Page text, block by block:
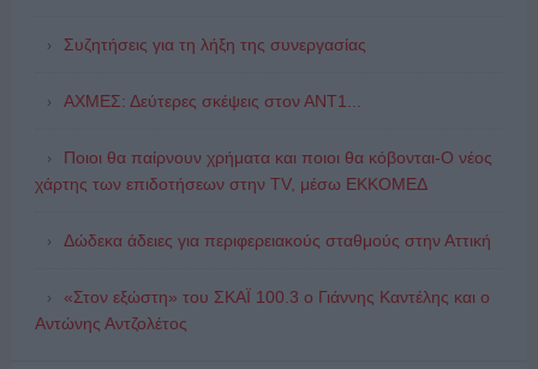
Συζητήσεις για τη λήξη της συνεργασίας
ΑΧΜΕΣ: Δεύτερες σκέψεις στον ΑΝΤ1...
Ποιοι θα παίρνουν χρήματα και ποιοι θα κόβονται-Ο νέος
χάρτης των επιδοτήσεων στην TV, μέσω ΕΚΚΟΜΕΔ
Δώδεκα άδειες για περιφερειακούς σταθμούς στην Αττική
«Στον εξώστη» του ΣΚΑΪ 100.3 ο Γιάννης Καντέλης και ο
Αντώνης Αντζολέτος